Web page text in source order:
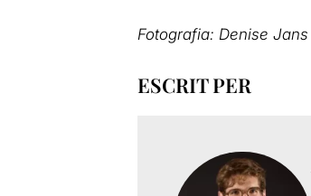
Fotografia: Denise Jans
ESCRIT PER